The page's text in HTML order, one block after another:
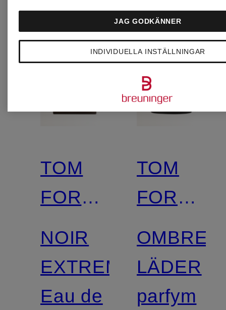
TOM
FORD
BEAUTY
NOIR
EXTREME
Eau de
TOM
FORD
BEAUTY
OMBRE
LÄDER
parfym
INDIVIDUELLA INSTÄLLNINGAR
JAG GODKÄNNER